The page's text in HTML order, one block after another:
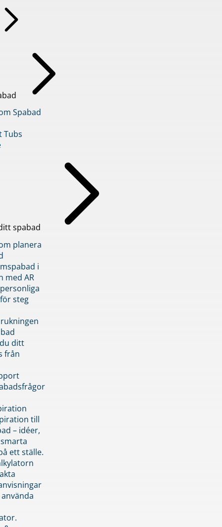
Spabad
Tubs
spabad
planera
i
med AR
steg
ditt
från
till
– idéer,
ett ställe.